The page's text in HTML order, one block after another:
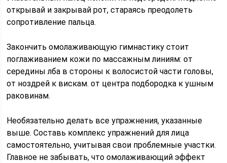
открывай и закрывай рот, стараясь преодолеть
сопротивление пальца.
Закончить омолаживающую гимнастику стоит
поглаживанием кожи по массажным линиям: от
середины лба в стороны к волосистой части головы,
от ноздрей к вискам. от центра подбородка к ушным
раковинам.
Необязательно делать все упражнения, указанные
выше. Составь комплекс упражнений для лица
самостоятельно, учитывая свои проблемные участки.
Главное не забывать, что омолаживающий эффект